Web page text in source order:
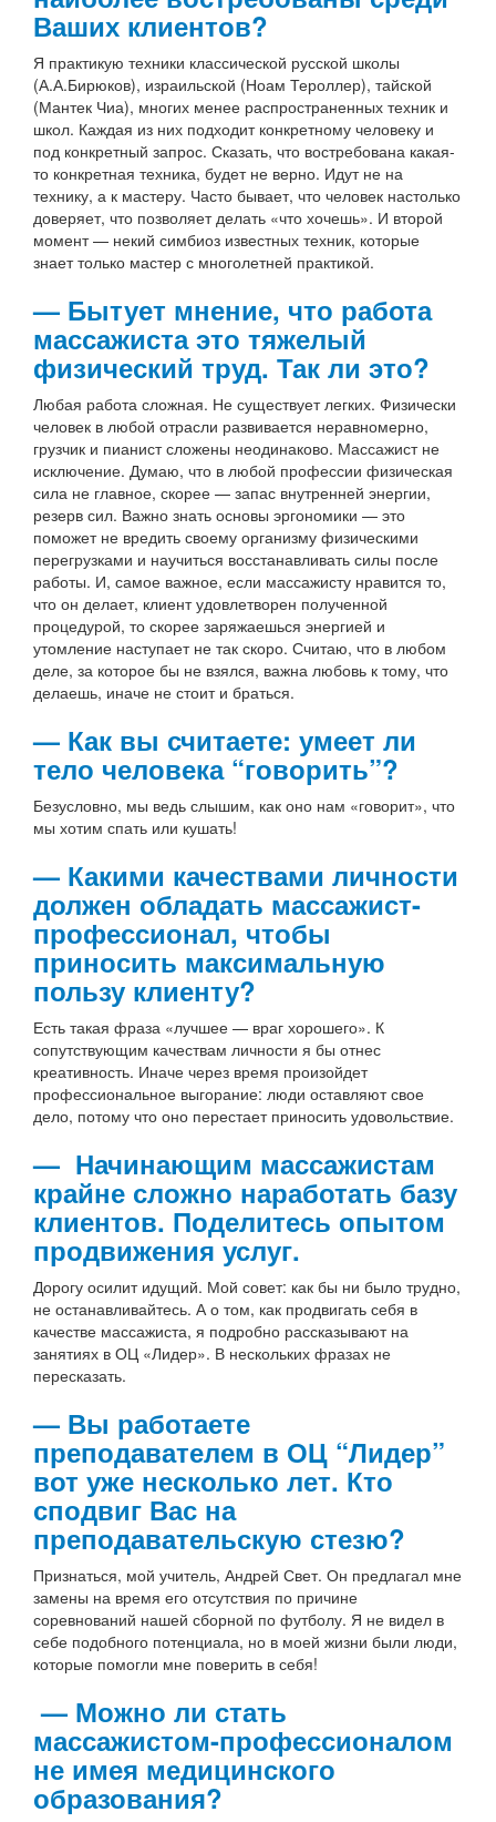
Ваших клиентов?
Я практикую техники классической русской школы
(А.А.Бирюков), израильской (Ноам Тероллер), тайской
(Мантек Чиа), многих менее распространенных техник и
школ. Каждая из них подходит конкретному человеку и
под конкретный запрос. Сказать, что востребована какая-
то конкретная техника, будет не верно. Идут не на
технику, а к мастеру. Часто бывает, что человек настолько
доверяет, что позволяет делать «что хочешь». И второй
момент — некий симбиоз известных техник, которые
знает только мастер с многолетней практикой.
— Бытует мнение, что работа
массажиста это тяжелый
физический труд. Так ли это?
Любая работа сложная. Не существует легких. Физически
человек в любой отрасли развивается неравномерно,
грузчик и пианист сложены неодинаково. Массажист не
исключение. Думаю, что в любой профессии физическая
сила не главное, скорее — запас внутренней энергии,
резерв сил. Важно знать основы эргономики — это
поможет не вредить своему организму физическими
перегрузками и научиться восстанавливать силы после
работы. И, самое важное, если массажисту нравится то,
что он делает, клиент удовлетворен полученной
процедурой, то скорее заряжаешься энергией и
утомление наступает не так скоро. Считаю, что в любом
деле, за которое бы не взялся, важна любовь к тому, что
делаешь, иначе не стоит и браться.
— Как вы считаете: умеет ли
тело человека “говорить”?
Безусловно, мы ведь слышим, как оно нам «говорит», что
мы хотим спать или кушать!
— Какими качествами личности
должен обладать массажист-
профессионал, чтобы
приносить максимальную
пользу клиенту?
Есть такая фраза «лучшее — враг хорошего». К
сопутствующим качествам личности я бы отнес
креативность. Иначе через время произойдет
профессиональное выгорание: люди оставляют свое
дело, потому что оно перестает приносить удовольствие.
— Начинающим массажистам
крайне сложно наработать базу
клиентов. Поделитесь опытом
продвижения услуг.
Дорогу осилит идущий. Мой совет: как бы ни было трудно,
не останавливайтесь. А о том, как продвигать себя в
качестве массажиста, я подробно рассказывают на
занятиях в ОЦ «Лидер». В нескольких фразах не
пересказать.
— Вы работаете
преподавателем в ОЦ “Лидер”
вот уже несколько лет. Кто
сподвиг Вас на
преподавательскую стезю?
Признаться, мой учитель, Андрей Свет. Он предлагал мне
замены на время его отсутствия по причине
соревнований нашей сборной по футболу. Я не видел в
себе подобного потенциала, но в моей жизни были люди,
которые помогли мне поверить в себя!
— Можно ли стать
массажистом-профессионалом
не имея медицинского
образования?